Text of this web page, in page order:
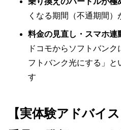
くなる期間（不通期間
料金の見直し・スマホ連
ドコモからソフトバン
フトバンク光にする」と
す
【実体験アドバイ